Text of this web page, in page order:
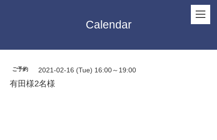
Calendar
ご予約 2021-02-16 (Tue) 16:00～19:00
有田様2名様